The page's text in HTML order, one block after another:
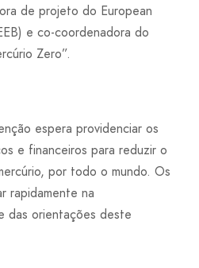
de projeto do European
e co-coordenadora do
Zero”.
espera providenciar os
e financeiros para reduzir o
por todo o mundo. Os
rapidamente na
das orientações deste